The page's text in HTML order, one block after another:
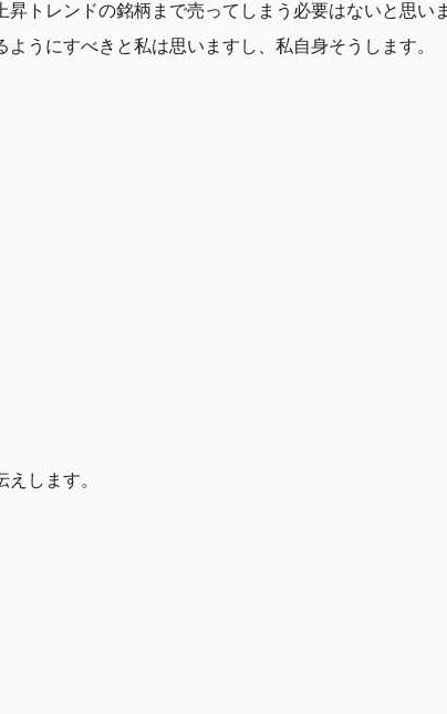
トレンドの銘柄まで売ってしまう必要はないと思い
うにすべきと私は思いますし、私自身そうします。
します。